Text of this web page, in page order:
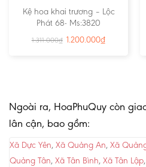
Kệ hoa khai trương – Lộc
Phát 68- Ms:3820
1.311.000₫ 1.200.000₫
Ngoài ra, HoaPhuQuy còn
lân cận, bao gồm:
Xã Dực Yên, Xã Quảng An, Xã
Quảng Tân, Xã Tân Bình, Xã Tân Lập,